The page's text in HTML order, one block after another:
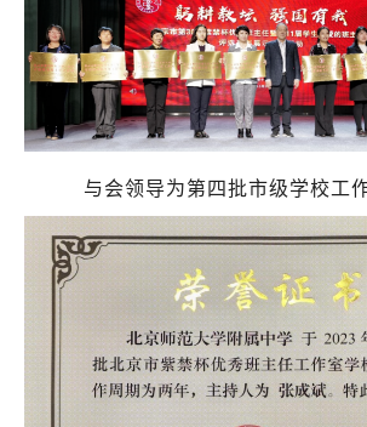
与会领导为第四批市级学校工